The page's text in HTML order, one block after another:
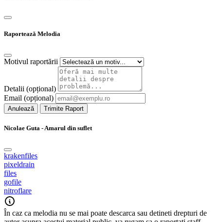
Raportează Melodia
Motivul raportării
Detalii (opțional)
Email (opțional)
Anulează Trimite Raport
Nicolae Guta - Amarul din suflet
krakenfiles
pixeldrain
files
gofile
nitroflare
În caz ca melodia nu se mai poate descarca sau detineti drepturi de